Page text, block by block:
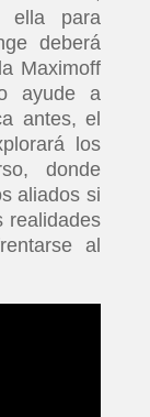
ella para
deberá
Maximoff
ayude a
antes, el
los
donde
aliados si
realidades
al